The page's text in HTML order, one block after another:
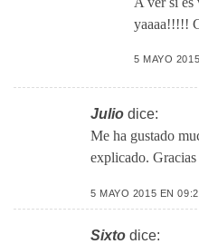
yaaaa!!!!!
5 MAYO
Julio dice:
Me ha gustado
explicado. Gracias
5 MAYO 2015 EN
Sixto dice: